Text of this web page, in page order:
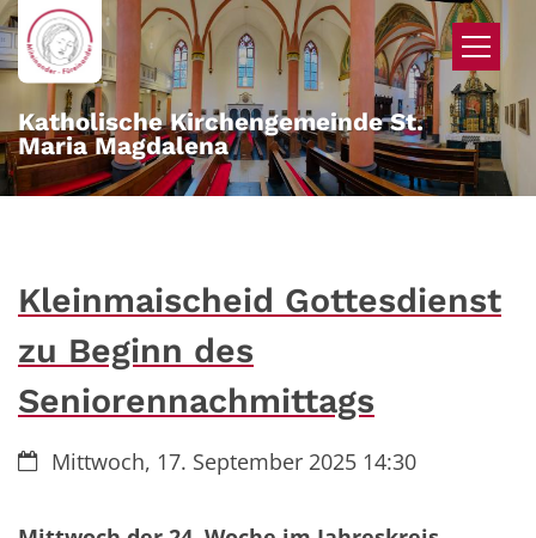
Zum Inhalt springen
Katholische Kirchengemeinde St.
Maria Magdalena
Kleinmaischeid Gottesdienst
zu Beginn des
Seniorennachmittags
Datum:Mittwoch, 17. September 2025 14:30